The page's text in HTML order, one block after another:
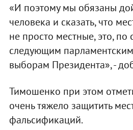
«И поэтому мы обязаны
человека и сказать, что
не просто местные, это, по
следующим
выборам Президента», -
Тимошенко при этом
очень тяжело защитить
фальсификаций.